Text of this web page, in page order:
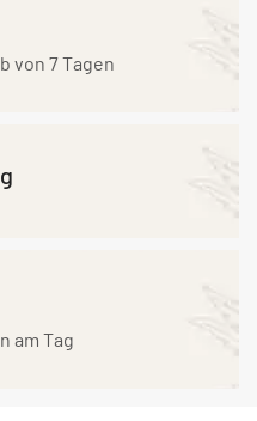
von 7 Tagen
am Tag